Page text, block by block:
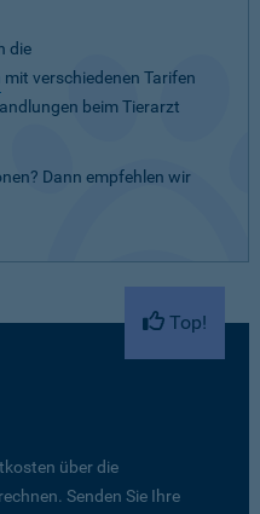
die
mit verschiedenen Tarifen
beim Tierarzt
Dann empfehlen wir
Top!
über die
Senden Sie Ihre